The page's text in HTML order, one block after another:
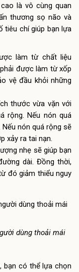
cao là vô cùng quan
thương sọ não và
tiêu chí giúp bạn lựa
làm từ chất liệu
được làm từ xốp
vệ đầu khỏi những
thước vừa vặn với
rộng. Nếu nón quá
nón quá rộng sẽ
xảy ra tai nạn.
nhẹ sẽ giúp bạn
dài. Đồng thời,
đó giảm thiểu nguy
dùng thoải mái
bạn có thể lựa chọn